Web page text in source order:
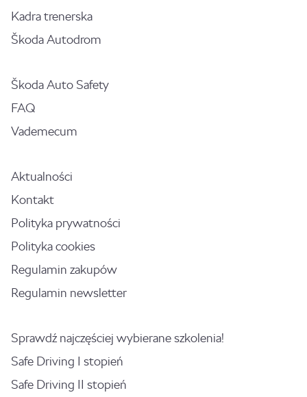
Kadra trenerska
Škoda Autodrom
Škoda Auto Safety
FAQ
Vademecum
Aktualności
Kontakt
Polityka prywatności
Polityka cookies
Regulamin zakupów
Regulamin newsletter
Sprawdź najczęściej wybierane szkolenia!
Safe Driving I stopień
Safe Driving II stopień